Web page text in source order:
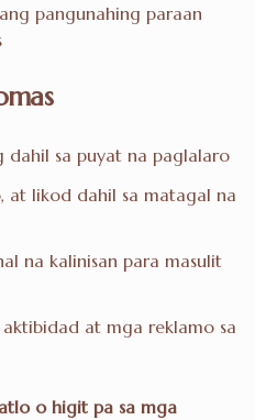
pangunahing paraan
dahil sa puyat na paglalaro
at likod dahil sa matagal na
na kalinisan para masulit
aktibidad at mga reklamo sa
o higit pa sa mga